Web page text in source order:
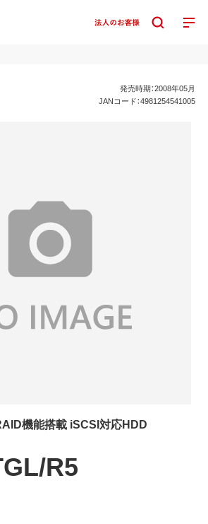
発売時期：2008年05月
JANコード：4981254541005
機能搭載 iSCSI対応HDD
R5